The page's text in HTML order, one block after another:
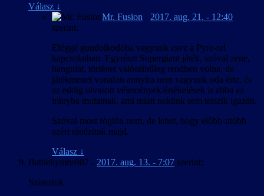
Válasz ↓
Mr. Fusion - 2017. aug. 21. - 12:40
szerint:
Eléggé gondolkodóba vagyunk esve a Pyre-rel
kapcsolatban. Egyrészt Supergiant játék, szóval zene,
hangulat, történet valószínűleg rendben volna, de
játékmenet vonalon annyira nem vagyunk oda érte, és
az eddig olvasott vélemények/értékelések is abba az
irányba mutatnak, ami miatt nekünk sem tetszik igazán.
Szóval most rögtön nem, de lehet, hogy előbb-utóbb
azért ránézünk majd.
Válasz ↓
Battlehymns987 - 2017. aug. 13. - 7:07 szerint:
Sziasztok